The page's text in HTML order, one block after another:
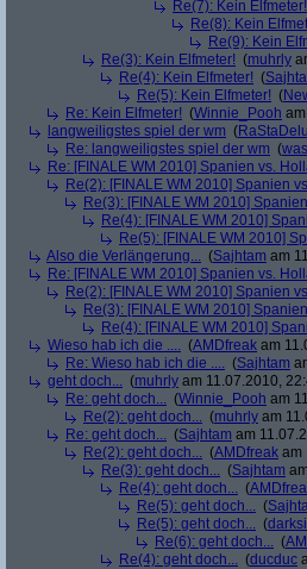
Re(7): Kein Elfmeter!
Re(8): Kein
Re(9): Kein
Re(3): Kein Elfmeter! (muhrly
Re(4): Kein Elfmeter! (
Re(5): Kein Elfmeter! (
Re: Kein Elfmeter! (Winnie_Pooh
langweiligstes spiel der wm (
Re: langweiligstes spiel der wm (
Re: [FINALE WM 2010] Spanien vs.
Re(2): [FINALE WM 2010] Spanien
Re(3): [FINALE WM 2010]
Re(4): [FINALE WM 2010]
Re(5): [FINALE WM 2010]
Also die Verlängerung... (Sajhtam am
Re: [FINALE WM 2010] Spanien vs.
Re(2): [FINALE WM 2010] Spanien
Re(3): [FINALE WM 2010]
Re(4): [FINALE WM 2010]
Wieso hab ich die .... (AMDfreak am
Re: Wieso hab ich die .... (Sajhtam
geht doch... (muhrly am 11.07.2010,
Re: geht doch... (Winnie_Pooh am
Re(2): geht doch... (muhrly am
Re: geht doch... (Sajhtam am
Re(2): geht doch... (AMDfreak am
Re(3): geht doch... (Sajhtam
Re(4): geht doch... (
Re(5): geht doch... (
Re(5): geht doch... (
Re(6): geht doch... (
Re(4): geht doch... (ducduc